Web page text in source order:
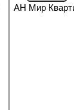
АН Мир